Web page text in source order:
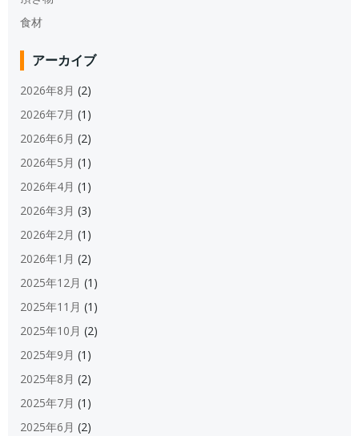
食材
アーカイブ
2026年8月 (2)
2026年7月 (1)
2026年6月 (2)
2026年5月 (1)
2026年4月 (1)
2026年3月 (3)
2026年2月 (1)
2026年1月 (2)
2025年12月 (1)
2025年11月 (1)
2025年10月 (2)
2025年9月 (1)
2025年8月 (2)
2025年7月 (1)
2025年6月 (2)